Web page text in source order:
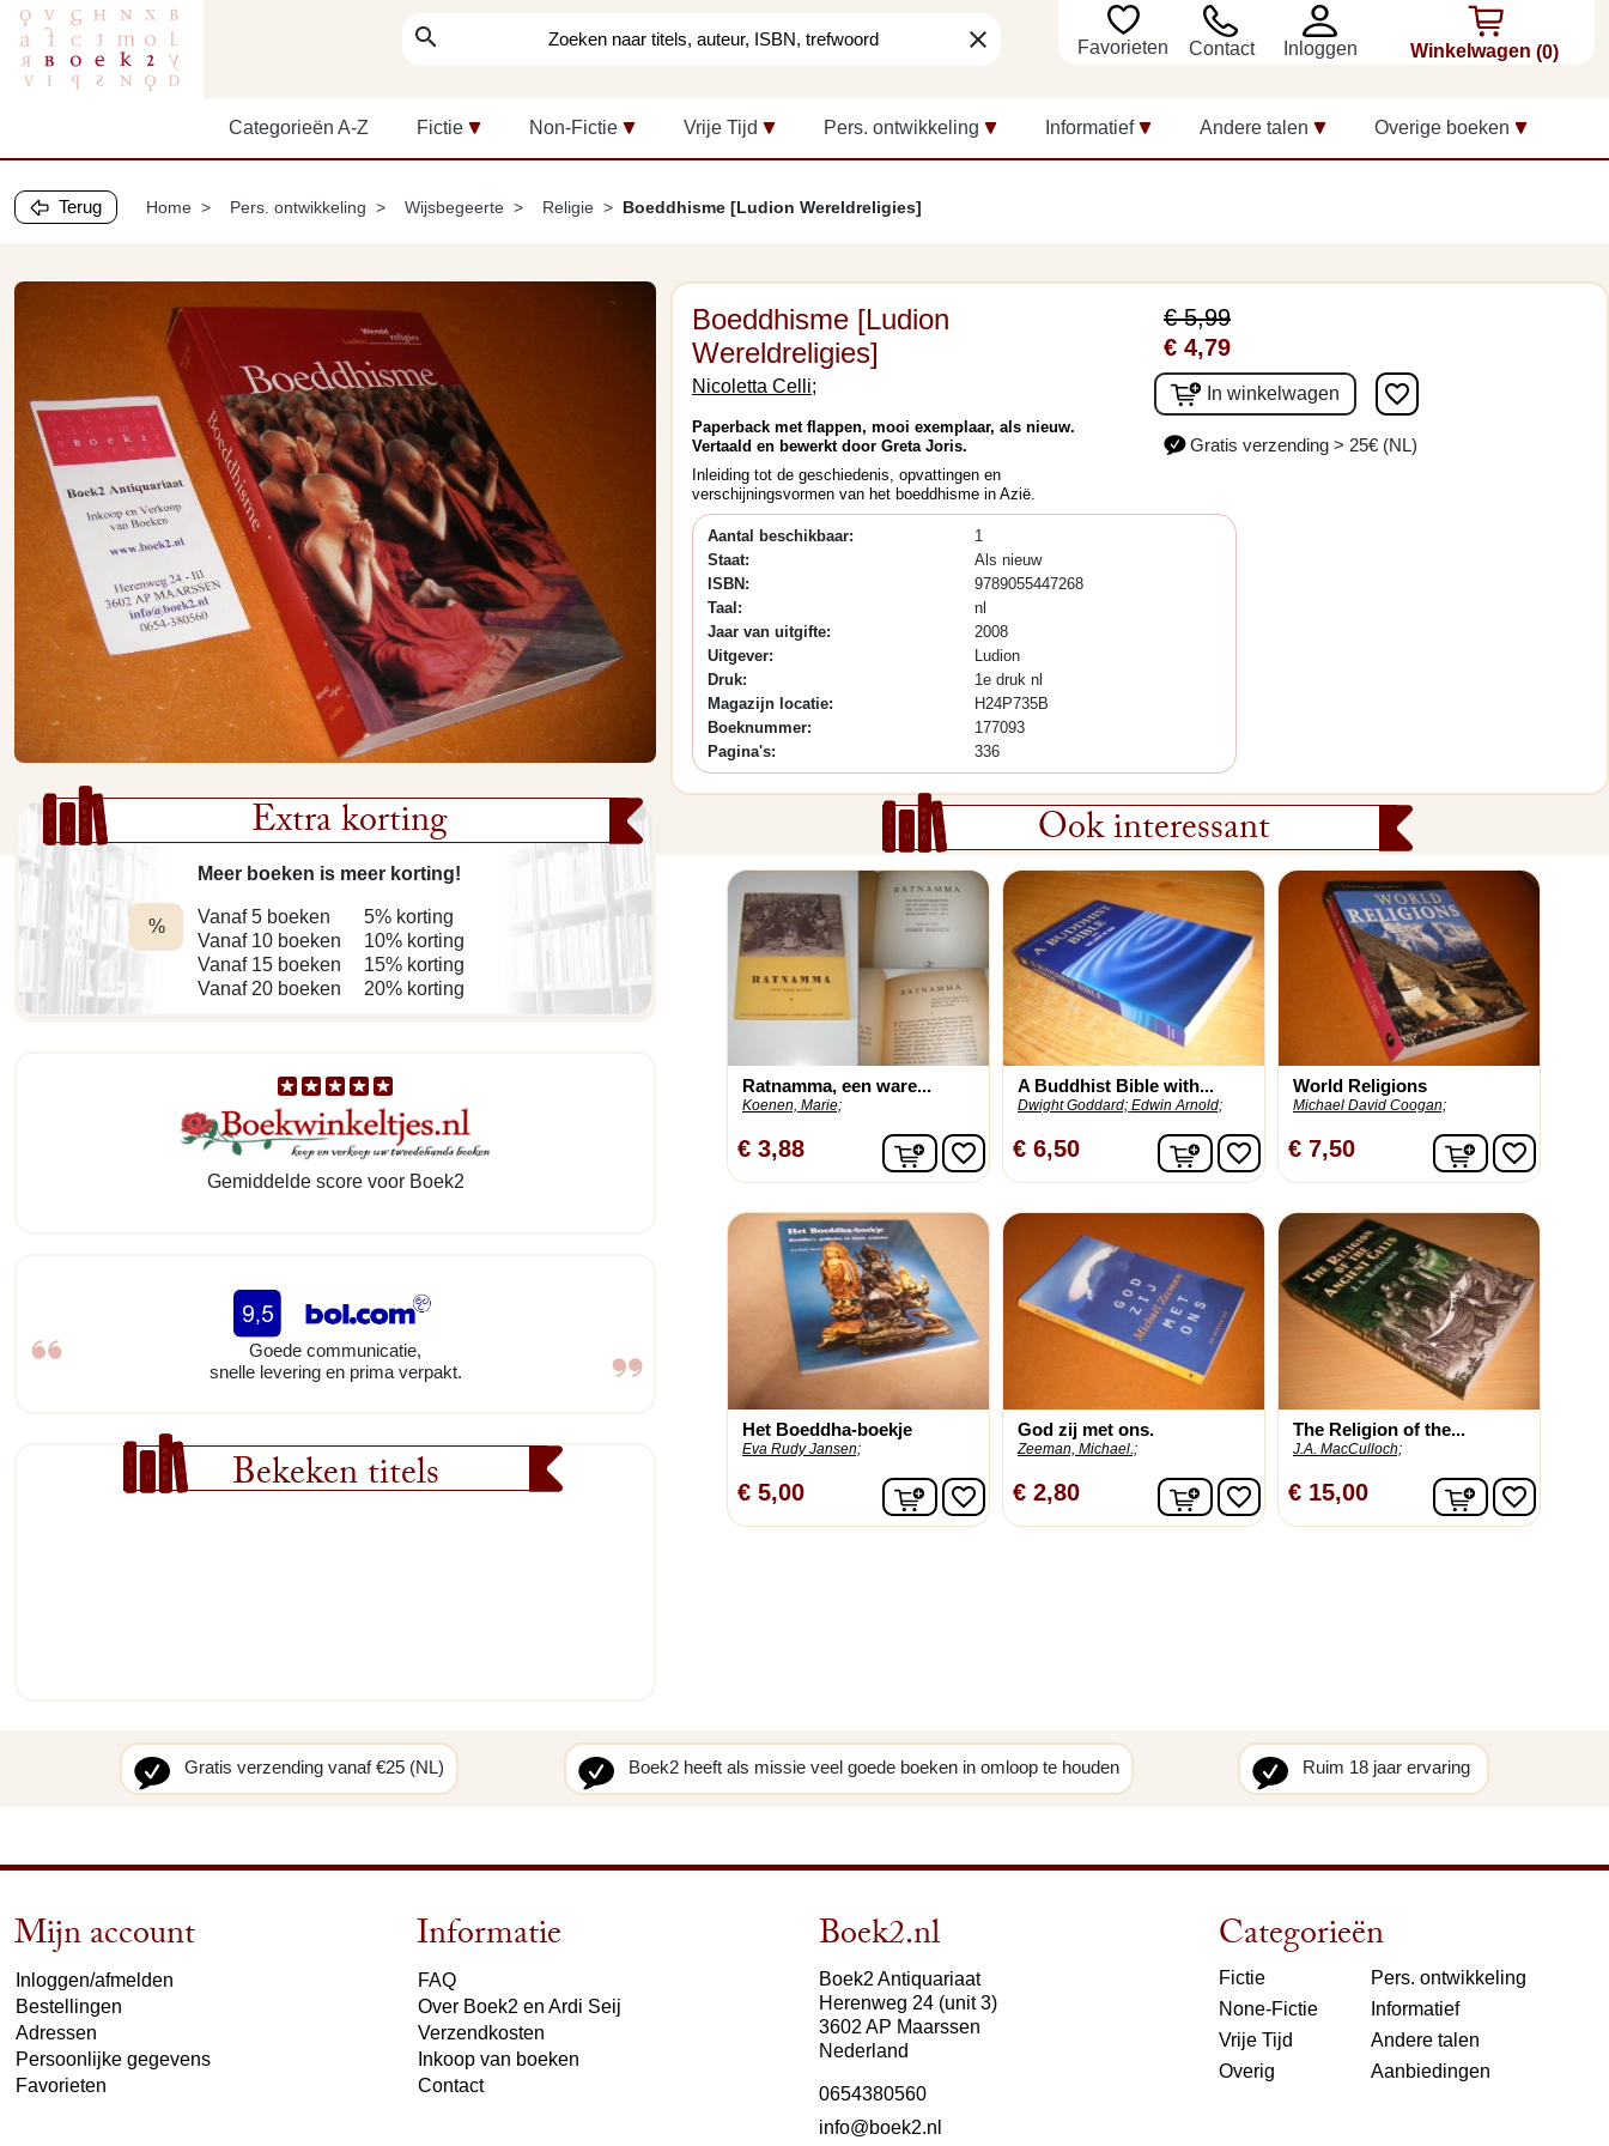
search clear Favorieten Contact Inloggen Winkelwagen (0)
Categorieën A-Z Fictie Non-Fictie Vrije Tijd Pers. ontwikkeling Informatief Andere talen Overige boeken
Terug Home Pers. ontwikkeling Wijsbegeerte Religie Boeddhisme [Ludion Wereldreligies]
Boeddhisme [Ludion
Wereldreligies]
Nicoletta Celli;
Paperback met flappen, mooi exemplaar, als nieuw.
Vertaald en bewerkt door Greta Joris.
Inleiding tot de geschiedenis, opvattingen en
verschijningsvormen van het boeddhisme in Azië.
€ 5,99
€ 4,79
In winkelwagen favorite_border
Gratis verzending > 25€ (NL)
Aantal beschikbaar:
1
Staat:
Als nieuw
ISBN:
9789055447268
Taal:
nl
Jaar van uitgifte:
2008
Uitgever:
Ludion
Druk:
1e druk nl
Magazijn locatie:
H24P735B
Boeknummer:
177093
Pagina's:
336
Extra korting
%
Meer boeken is meer korting!
Vanaf 5 boeken
Vanaf 10 boeken
Vanaf 15 boeken
Vanaf 20 boeken
5% korting
10% korting
15% korting
20% korting
Gemiddelde score voor Boek2
Goede communicatie,
snelle levering en prima verpakt.
Bekeken titels
Ook interessant
Ratnamma, een ware...
Koenen, Marie;
€ 3,88 In winkelwagen
favorite_border
A Buddhist Bible with...
Dwight Goddard; Edwin Arnold;
€ 6,50 In winkelwagen
favorite_border
World Religions
Michael David Coogan;
€ 7,50 Infavorite_border
Het Boeddha-boekje
Eva Rudy Jansen;
€ 5,00 In winkelwagen
favorite_border
God zij met ons.
Zeeman, Michael.;
€ 2,80 In winkelwagen
favorite_border
The Religion of the...
J.A. MacCulloch;
€ 15,00 Infavorite_border
Gratis verzending vanaf €25 (NL) Boek2 heeft als missie veel goede boeken in omloop te houden Ruim 18 jaar ervaring
Mijn account
Inloggen/afmelden
Bestellingen
Adressen
Persoonlijke gegevens
Favorieten
Informatie
FAQ
Over Boek2 en Ardi Seij
Verzendkosten
Inkoop van boeken
Contact
Boek2.nl
Boek2 Antiquariaat
Herenweg 24 (unit 3)
3602 AP Maarssen
Nederland
0654380560
info@boek2.nl
Categorieën
Fictie
None-Fictie
Vrije Tijd
Overig
Pers. ontwikkeling
Informatief
Andere talen
Aanbiedingen